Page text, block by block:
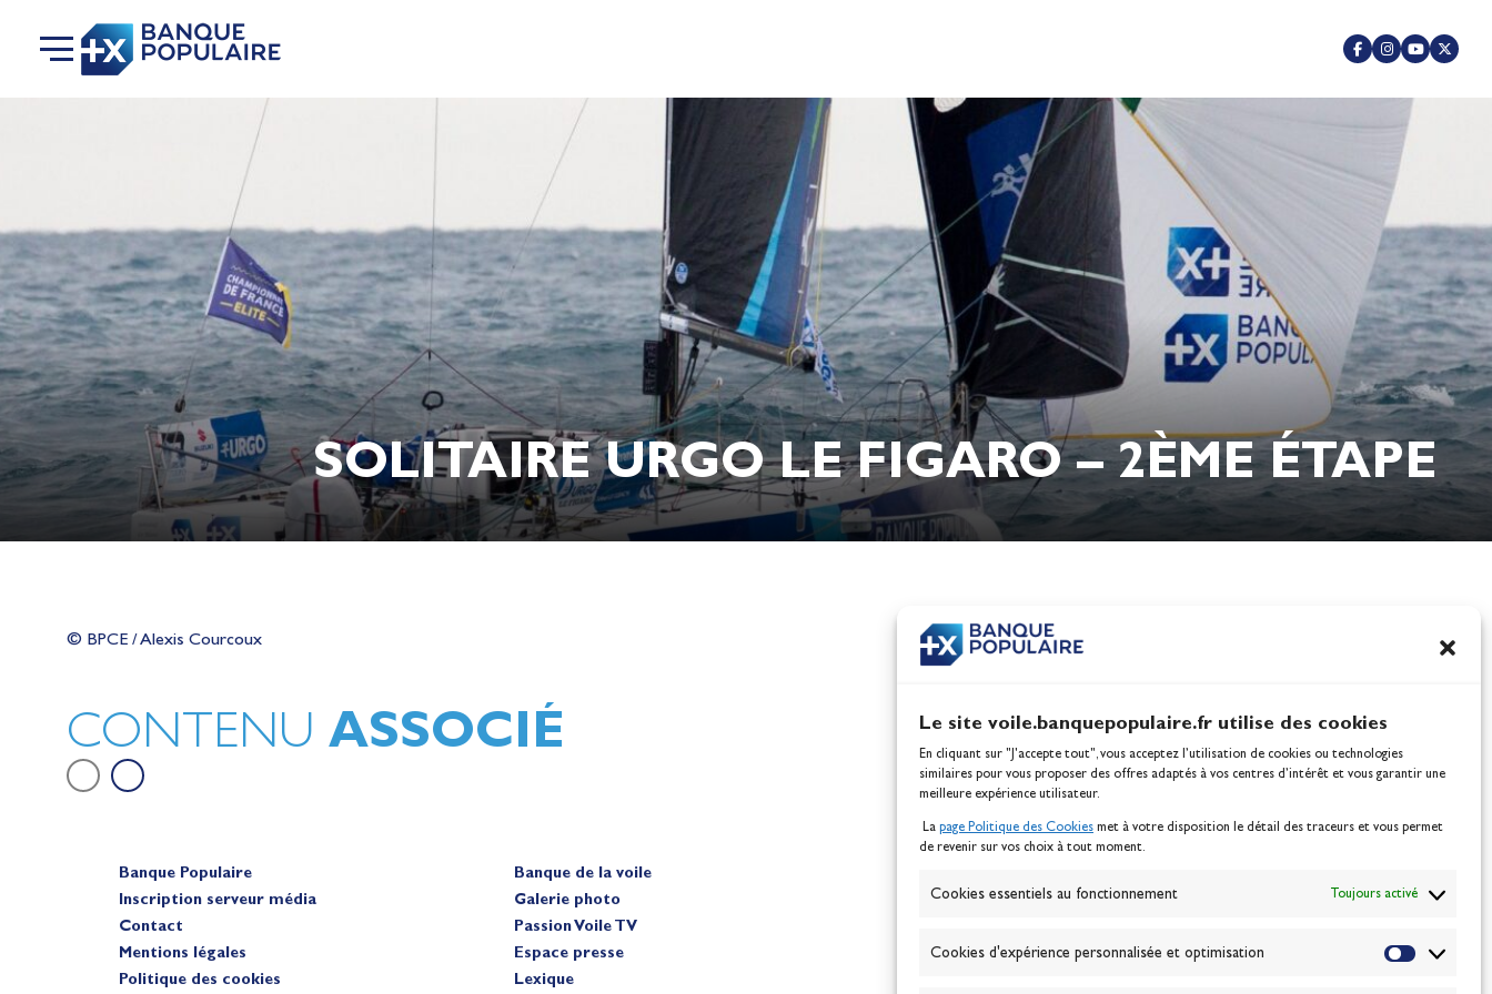
Le site voile.banquepopulaire.fr utilise des cookies
En cliquant sur "J'accepte tout", vous acceptez l’utilisation de cookies ou technologies
similaires pour vous proposer des offres adaptés à vos centres d’intérêt et vous garantir une
meilleure expérience utilisateur.
La page Politique des Cookies met à votre disposition le détail des traceurs et vous permet
de revenir sur vos choix à tout moment.
Cookies essentiels au fonctionnement Toujours activé
Cookies d'expérience personnalisée et optimisation
SOLITAIRE URGO LE FIGARO – 2ÈME ÉTAPE
© BPCE / Alexis Courcoux
CONTENU ASSOCIÉ
sur le plan d'eau des Jeux Olympiques
Berthomieu, vice-championnes
100% Glisse - Écoles
Banque Populaire
Inscription serveur média
Contact
Mentions légales
Politique des cookies
Banque de la voile
Galerie photo
Passion Voile TV
Espace presse
Lexique
ABONNEZ-VOUS